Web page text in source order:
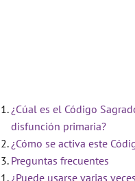
¿Cúal es el Código
disfunción primaria?
¿Cómo se activa este
Preguntas frecuentes
¿Puede usarse varias